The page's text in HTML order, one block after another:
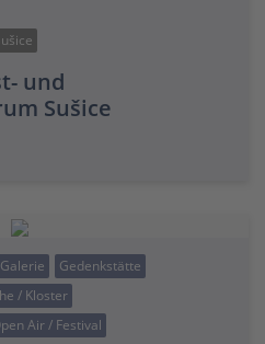
und
Sušice
Galerie
Gedenkstätte
/ Kloster
Air / Festival